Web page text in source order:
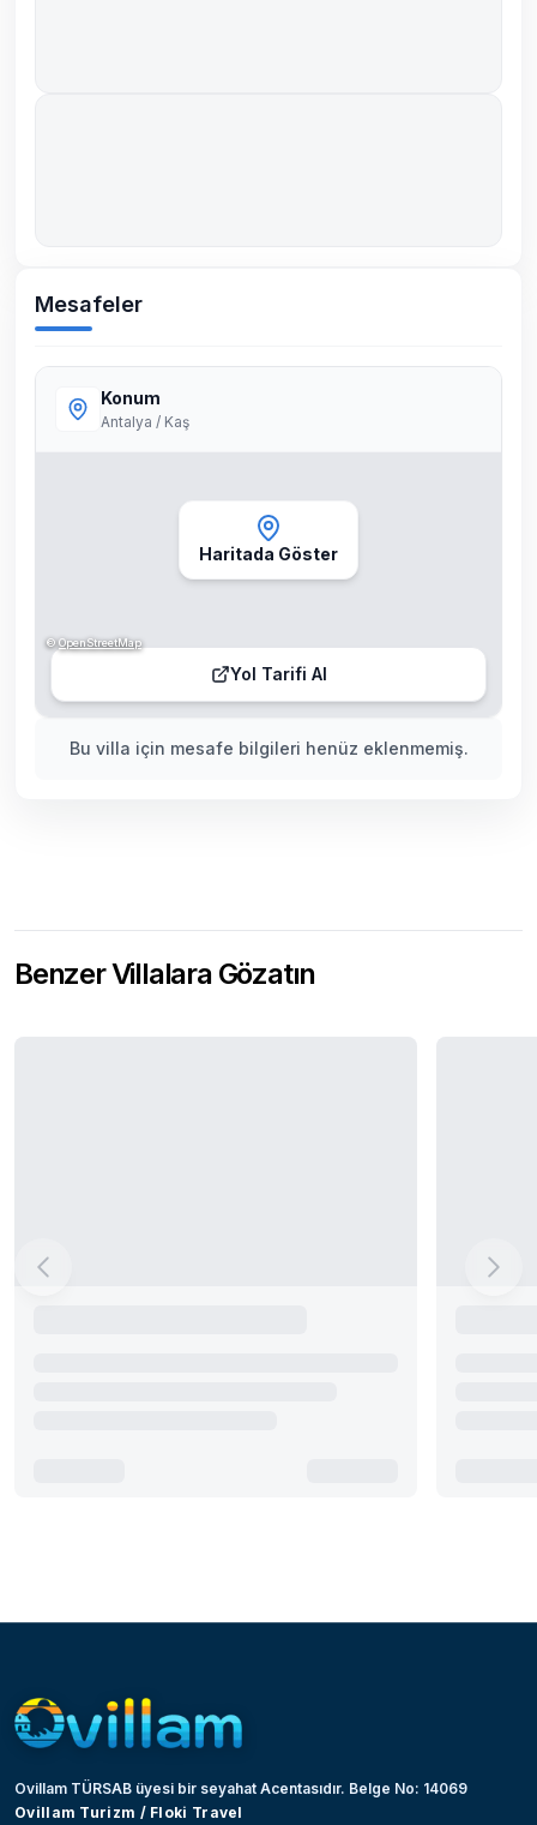
Mesafeler
Bu villa için mesafe bilgileri henüz eklenmemiş.
Konum
Antalya / Kaş
Haritada Göster
Yol Tarifi Al
©OpenStreetMap
Benzer Villalara Gözatın
Ovillam TÜRSAB üyesi bir seyahat Acentasıdır. Belge No: 14069
Ovillam Turizm / Floki Travel